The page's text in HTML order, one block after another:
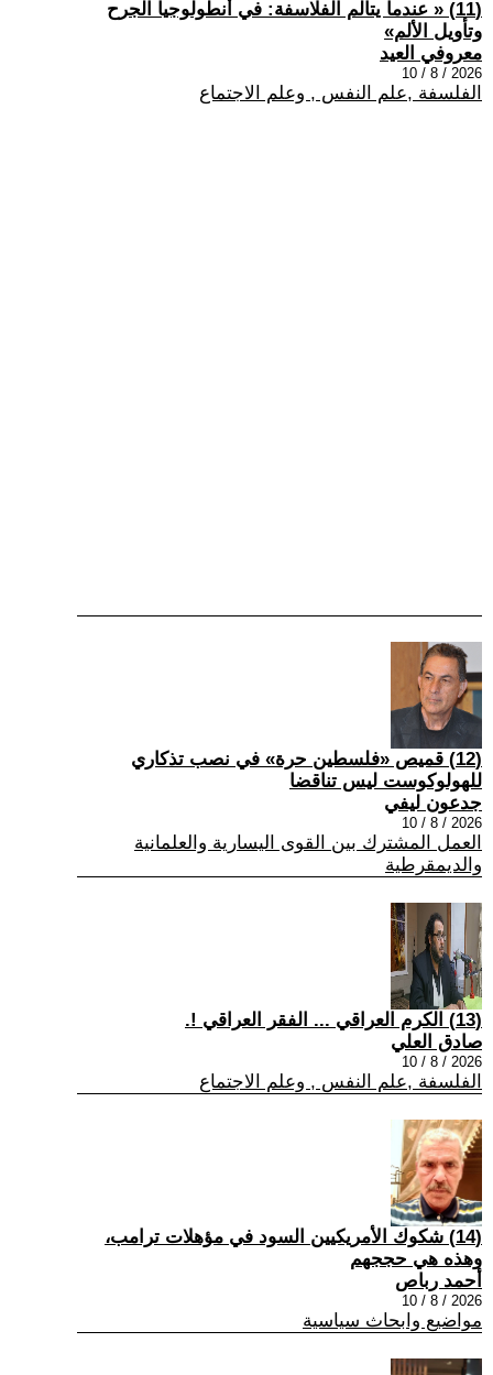
(11) « عندما يتألم الفلاسفة: في أنطولوجيا الجرح
وتأويل الألم»
معروفي العيد
2026 / 8 / 10
الفلسفة ,علم النفس , وعلم الاجتماع
(12) قميص «فلسطين حرة» في نصب تذكاري
للهولوكوست ليس تناقضا
جدعون ليفي
2026 / 8 / 10
العمل المشترك بين القوى اليسارية والعلمانية
والديمقرطية
(13) الكرم العراقي ... الفقر العراقي !.
صادق العلي
2026 / 8 / 10
الفلسفة ,علم النفس , وعلم الاجتماع
(14) شكوك الأمريكيين السود في مؤهلات ترامب،
وهذه هي حججهم
أحمد رباص
2026 / 8 / 10
مواضيع وابحاث سياسية